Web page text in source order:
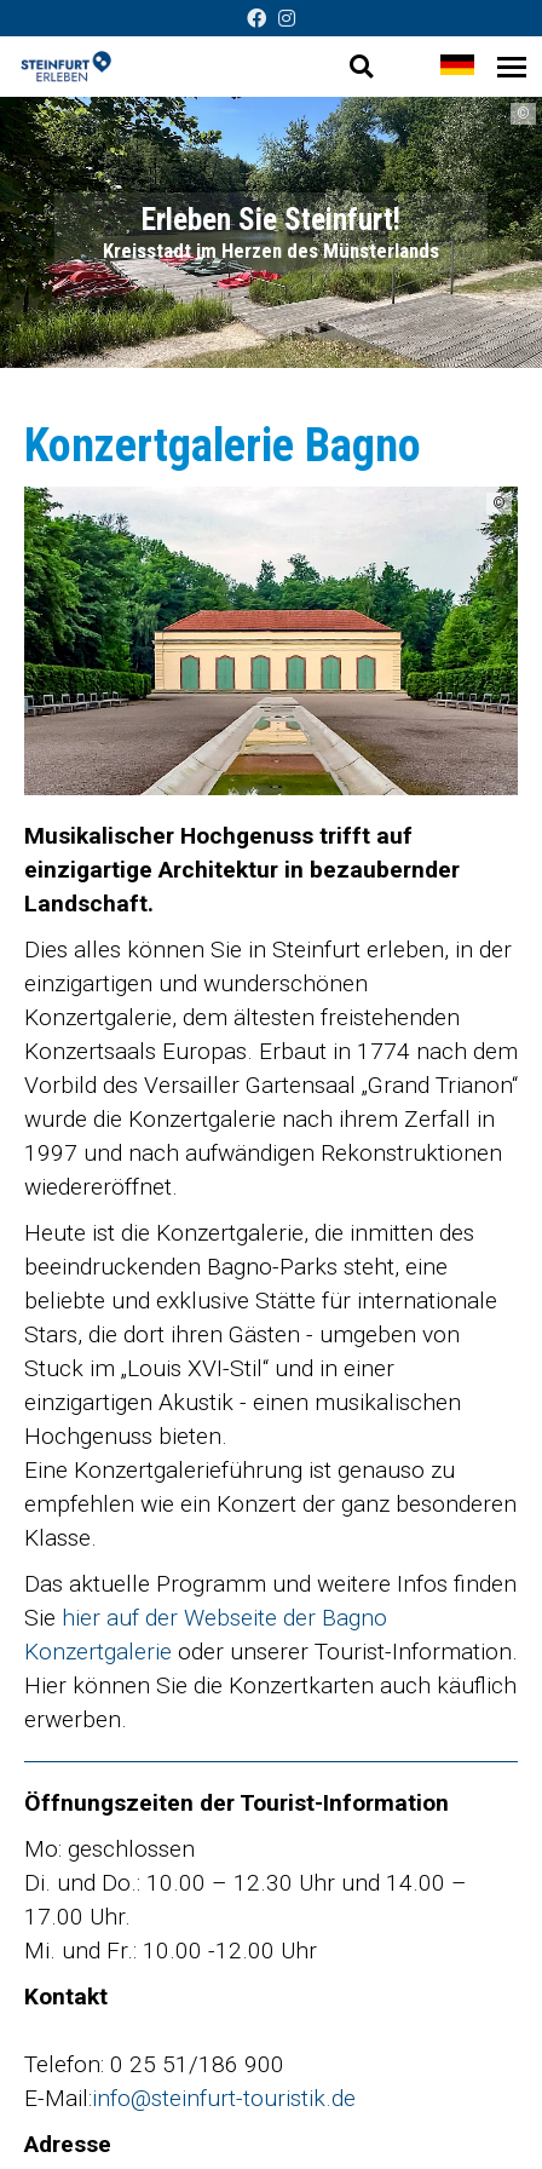
Suche
öffnen
Darstellung
Sprache
©
Erleben Sie Steinfurt!
Kreisstadt im Herzen des Münsterlands
Konzertgalerie Bagno
©
Musikalischer Hochgenuss trifft auf
einzigartige Architektur in bezaubernder
Landschaft.
Dies alles können Sie in Steinfurt erleben, in der
einzigartigen und wunderschönen
Konzertgalerie, dem ältesten freistehenden
Konzertsaals Europas. Erbaut in 1774 nach dem
Vorbild des Versailler Gartensaal „Grand Trianon“
wurde die Konzertgalerie nach ihrem Zerfall in
1997 und nach aufwändigen Rekonstruktionen
wiedereröffnet.
Heute ist die Konzertgalerie, die inmitten des
beeindruckenden Bagno-Parks steht, eine
beliebte und exklusive Stätte für internationale
Stars, die dort ihren Gästen - umgeben von
Stuck im „Louis XVI-Stil“ und in einer
einzigartigen Akustik - einen musikalischen
Hochgenuss bieten.
Eine Konzertgalerieführung ist genauso zu
empfehlen wie ein Konzert der ganz besonderen
Klasse.
Das aktuelle Programm und weitere Infos finden
Sie hier auf der Webseite der Bagno
Konzertgalerie oder unserer Tourist-Information.
Hier können Sie die Konzertkarten auch käuflich
erwerben.
Öffnungszeiten der Tourist-Information
Mo: geschlossen
Di. und Do.: 10.00 – 12.30 Uhr und 14.00 –
17.00 Uhr.
Mi. und Fr.: 10.00 -12.00 Uhr
Kontakt
Telefon: 0 25 51/186 900
E-Mail:info@steinfurt-touristik.de
Adresse